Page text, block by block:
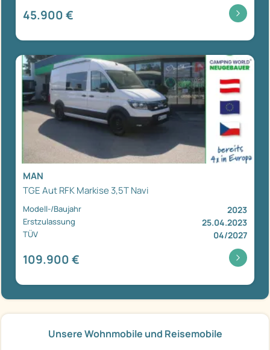
45.900 €
MAN
TGE Aut RFK Markise 3,5T Navi
Modell-/Baujahr 2023
Erstzulassung 25.04.2023
TÜV 04/2027
109.900 €
Unsere Wohnmobile und Reisemobile